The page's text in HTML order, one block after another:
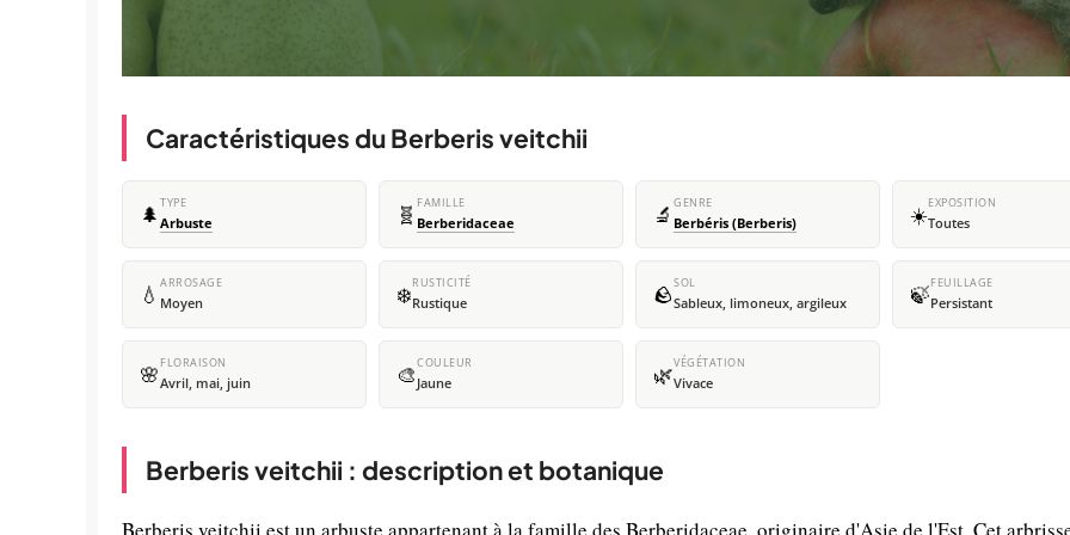
Caractéristiques du Berberis veitchii
🌲 TYPE
Arbuste 🧬 FAMILLE
Berberidaceae 🔬 GENRE
Berbéris (Berberis) ☀️EXPOSITION
Toutes
💧 ARROSAGE
Moyen ❄️RUSTICITÉ
Rustique 🪨SOL
Sableux, limoneux, argileux 🍃FEUILLAGE
Persistant
🌸 FLORAISON
Avril, mai, juin 🎨COULEUR
Jaune 🌿VÉGÉTATION
Vivace
Berberis veitchii : description et botanique